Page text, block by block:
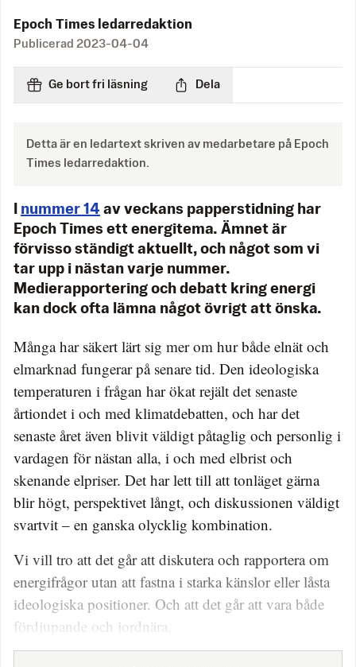
Epoch Times ledarredaktion
Publicerad 2023-04-04
Ge bort fri läsning Dela
Detta är en ledartext skriven av medarbetare på Epoch
Times ledarredaktion.
nummer 14 av veckans papperstidning har
Epoch Times ett energitema. Ämnet är
förvisso ständigt aktuellt, och något som vi
tar upp i nästan varje nummer.
Medierapportering och debatt kring energi
kan dock ofta lämna något övrigt att önska.
Många har säkert lärt sig mer om hur både elnät och
elmarknad fungerar på senare tid. Den ideologiska
temperaturen i frågan har ökat rejält det senaste
årtiondet i och med klimatdebatten, och har det
senaste året även blivit väldigt påtaglig och personlig i
vardagen för nästan alla, i och med elbrist och
skenande elpriser. Det har lett till att tonläget gärna
blir högt, perspektivet långt, och diskussionen väldigt
svartvit – en ganska olycklig kombination.
Vi vill tro att det går att diskutera och rapportera om
energifrågor utan att fastna i starka känslor eller låsta
ideologiska positioner. Och att det går att vara både
fördjupande och jordnära.